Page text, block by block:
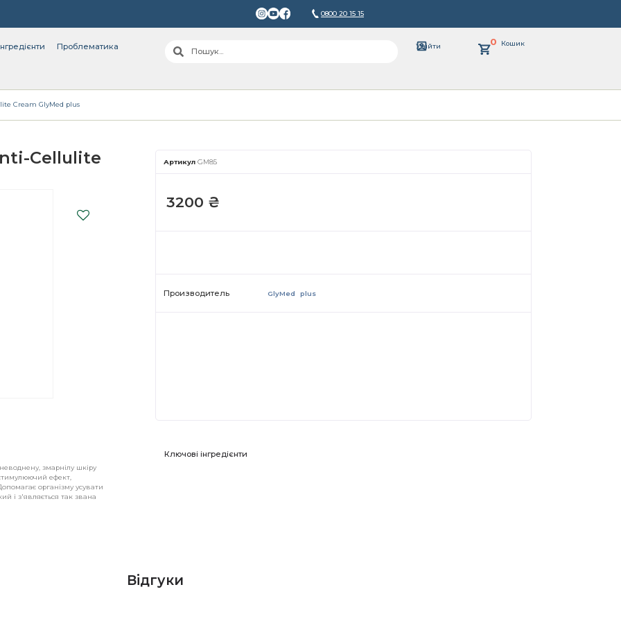
0800 20 15 15
Проблематика Увійти 0 Кошик
Cream GlyMed plus
Cellulite Артикул GM85
3200 ₴
Производитель GlyMed plus
змарнілу шкіру
ефект,
організму усувати
і з'являється так звана
Ключові інгредієнти
Відгуки